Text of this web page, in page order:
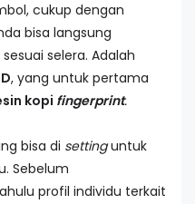
cukup dengan
bisa langsung
selera. Adalah
, yang untuk pertama
kopi fingerprint.
bisa di settinguntuk
Sebelum
profil individu terkait